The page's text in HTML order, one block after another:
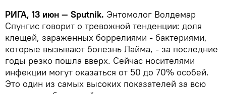
РИГА, 13 июн — Sputnik. Энтомолог Волдемар
Спунгис говорит о тревожной тенденции: доля
клещей, зараженных боррелиями - бактериями,
которые вызывают болезнь Лайма, - за последние
годы резко пошла вверх. Сейчас носителями
инфекции могут оказаться от 50 до 70% особей.
Это один из самых высоких показателей за всю